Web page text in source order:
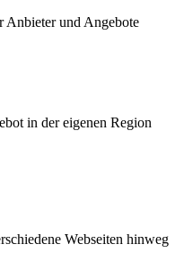
Anbieter und Angebote
in der eigenen Region
Webseiten hinweg